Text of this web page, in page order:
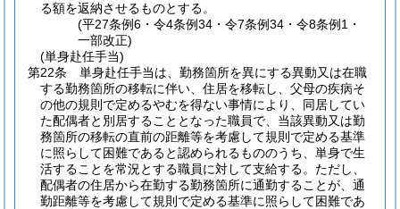
る額を返納させるものとする。
(平27条例6・令4条例34・令7条例34・令8条例1・
一部改正)
(単身赴任手当)
第22条
単身赴任手当は、勤務箇所を異にする異動又は在職
する勤務箇所の移転に伴い、住居を移転し、父母の疾病そ
の他の規則で定めるやむを得ない事情により、同居してい
た配偶者と別居することとなった職員で、当該異動又は勤
務箇所の移転の直前の距離等を考慮して規則で定める基準
に照らして困難であると認められるもののうち、単身で生
活することを常況とする職員に対して支給する。 ただし、
配偶者の住居から在勤する勤務箇所に通勤することが、通
勤距離等を考慮して規則で定める基準に照らして困難であ